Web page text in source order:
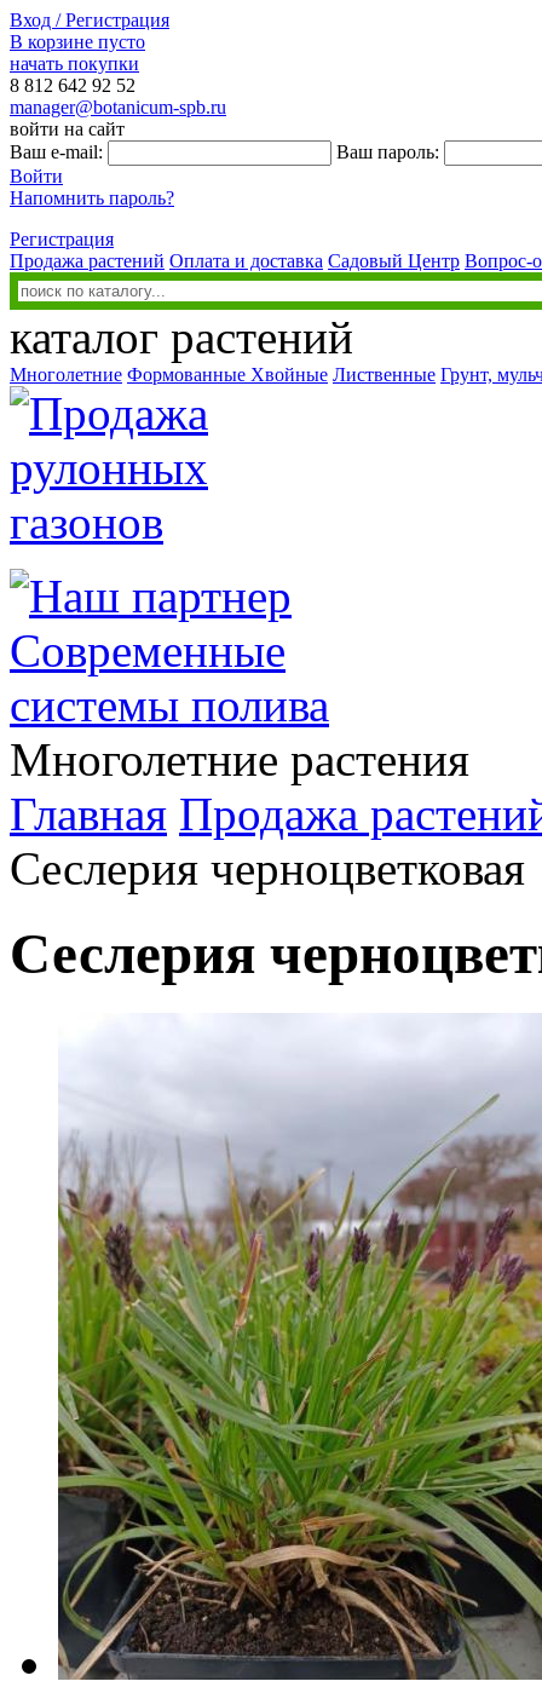
Вход / Регистрация
В корзине пусто
начать покупки
8 812 642 92 52
manager@botanicum-spb.ru
войти на сайт
Ваш e-mail:
Ваш пароль:
Войти
Напомнить пароль?
Регистрация
Продажа растений Оплата и доставка Садовый Центр Вопрос-
каталог растений
Многолетние Формованные Хвойные Лиственные Грунт,
Многолетние растения
Главная Продажа
Сеслерия черноцветковая
Сеслерия